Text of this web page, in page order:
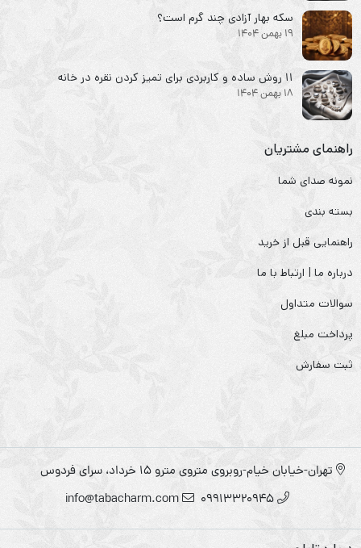
سکه‌ بهار آزادی چند گرم است؟
19 بهمن 1404
۱۱ روش ساده و کاربردی برای تمیز کردن نقره در خانه
18 بهمن 1404
راهنمای مشتریان
نمونه صدای شما
بسته بندی
راهنمایی قبل از خرید
درباره ما | ارتباط با ما
سوالات متداول
پرداخت مبلغ
ثبت سفارش
تهران-خیابان خیام-روبروی متروی مترو ۱۵ خرداد، سرای فردوس
09913320945
info@tabacharm.com